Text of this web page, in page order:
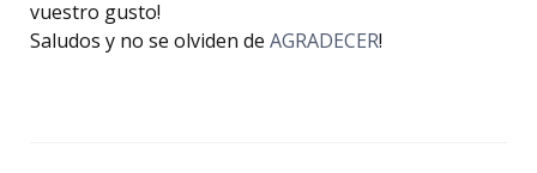
vuestro gusto!
Saludos y no se olviden de AGRADECER!